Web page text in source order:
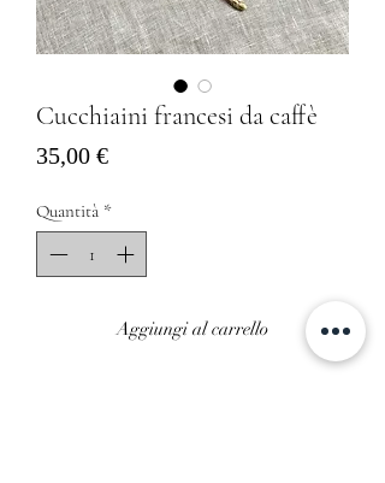
Cucchiaini francesi da caffè
35,00 €Prezzo
Quantità *
Aggiungi al carrello